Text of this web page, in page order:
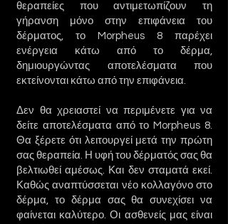
θεραπείες που αντιμετωπίζουν τη
γήρανση μόνο στην επιφάνεια του
δέρματος, το Morpheus 8 παρέχει
ενέργεια κάτω από το δέρμα,
δημιουργώντας αποτελέσματα που
εκτείνονται κάτω από την επιφάνεια.
Δεν θα χρειαστεί να περιμένετε για να
δείτε αποτελέσματα από το Morpheus 8.
Θα ξέρετε ότι λειτουργεί μετά την πρώτη
σας θεραπεία. Η υφή του δέρματός σας θα
βελτιωθεί αμέσως. Και δεν σταματά εκεί.
Καθώς αναπτύσσεται νέο κολλαγόνο στο
δέρμα, το δέρμα σας θα συνεχίσει να
φαίνεται καλύτερο. Οι ασθενείς μας είναι